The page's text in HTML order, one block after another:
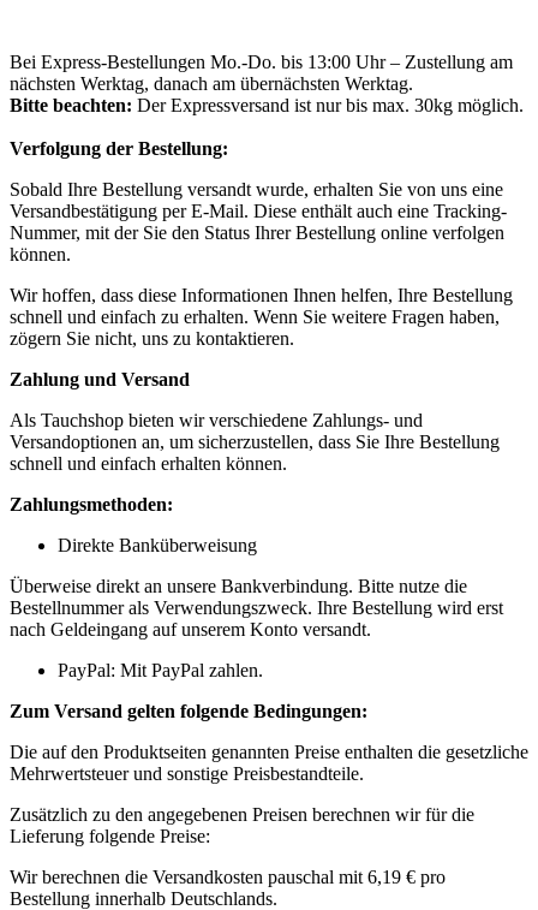
Bei Express-Bestellungen Mo.-Do. bis 13:00 Uhr – Zustellung am
nächsten Werktag, danach am übernächsten Werktag.
Bitte beachten: Der Expressversand ist nur bis max. 30kg möglich.
Verfolgung der Bestellung:
Sobald Ihre Bestellung versandt wurde, erhalten Sie von uns eine
Versandbestätigung per E-Mail. Diese enthält auch eine Tracking-
Nummer, mit der Sie den Status Ihrer Bestellung online verfolgen
können.
Wir hoffen, dass diese Informationen Ihnen helfen, Ihre Bestellung
schnell und einfach zu erhalten. Wenn Sie weitere Fragen haben,
zögern Sie nicht, uns zu kontaktieren.
Zahlung und Versand
Als Tauchshop bieten wir verschiedene Zahlungs- und
Versandoptionen an, um sicherzustellen, dass Sie Ihre Bestellung
schnell und einfach erhalten können.
Zahlungsmethoden:
Direkte Banküberweisung
Überweise direkt an unsere Bankverbindung. Bitte nutze die
Bestellnummer als Verwendungszweck. Ihre Bestellung wird erst
nach Geldeingang auf unserem Konto versandt.
PayPal: Mit PayPal zahlen.
Zum Versand gelten folgende Bedingungen:
Die auf den Produktseiten genannten Preise enthalten die gesetzliche
Mehrwertsteuer und sonstige Preisbestandteile.
Zusätzlich zu den angegebenen Preisen berechnen wir für die
Lieferung folgende Preise:
Wir berechnen die Versandkosten pauschal mit 6,19 € pro
Bestellung innerhalb Deutschlands.